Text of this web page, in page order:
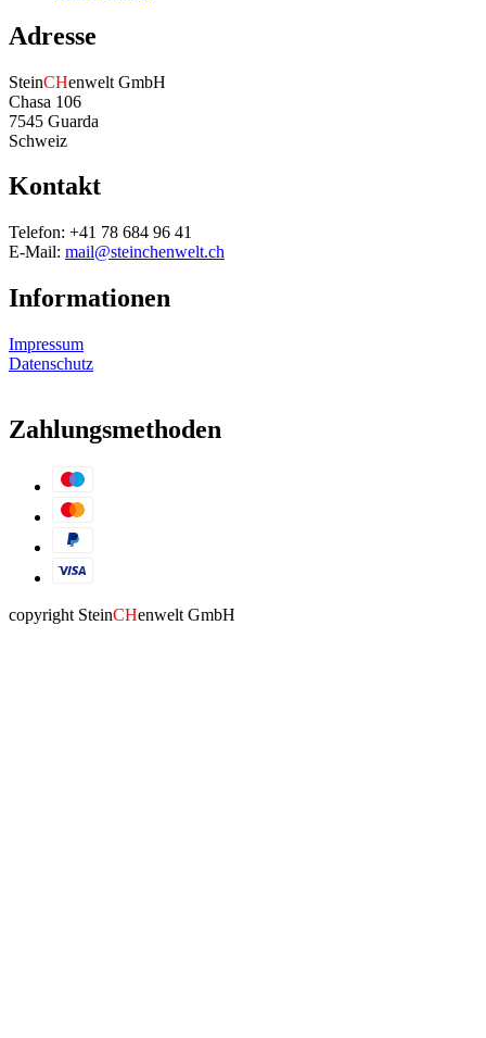
Adresse
SteinCHenwelt GmbH
Chasa 106
7545 Guarda
Schweiz
Kontakt
Telefon: +41 78 684 96 41
E-Mail: mail@steinchenwelt.ch
Informationen
Impressum
Datenschutz
Zahlungsmethoden
copyright SteinCHenwelt GmbH